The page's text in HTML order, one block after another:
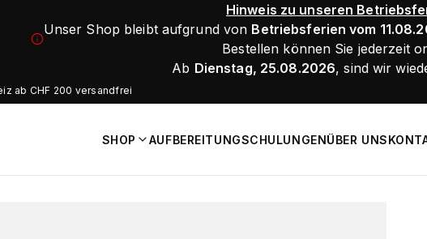
Hinweis zu unseren
Unser Shop bleibt aufgrund von Betriebsferien vom
Bestellen können Sie jederzeit
Ab Dienstag, 25.08.2026, sind wir
ab CHF 200 versandfrei
SHOP AUFBEREITUNGSCHULUNGENÜBER UNS